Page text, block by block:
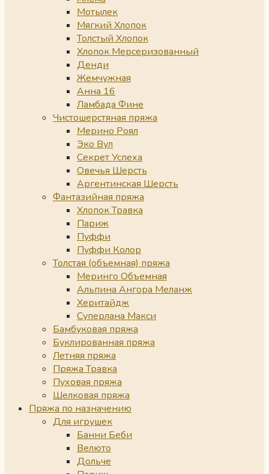
Мотылек
Мягкий Хлопок
Толстый Хлопок
Хлопок Мерсеризованный
Денди
Жемчужная
Анна 16
Ламбада Фине
Чистошерстяная пряжа
Мерино Роял
Эко Вул
Секрет Успеха
Овечья Шерсть
Аргентинская Шерсть
Фантазийная пряжа
Хлопок Травка
Париж
Пуффи
Пуффи Колор
Толстая (объемная) пряжа
Меринго Объемная
Альпина Ангора Меланж
Херитайдж
Суперлана Макси
Бамбуковая пряжа
Буклированная пряжа
Летняя пряжа
Пряжа Травка
Пуховая пряжа
Шелковая пряжа
Пряжа по назначению
Для игрушек
Банни Беби
Велюто
Дольче